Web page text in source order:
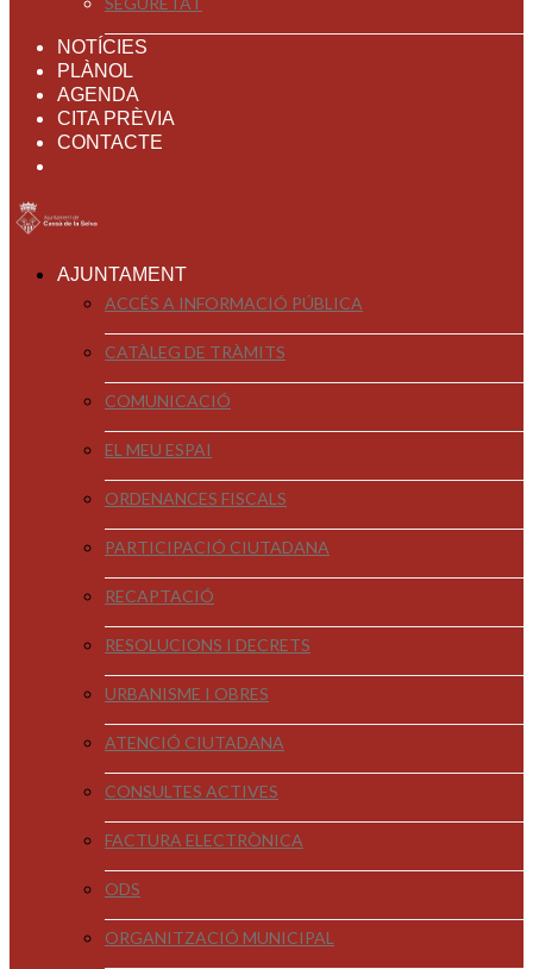
NOTÍCIES
PLÀNOL
AGENDA
CITA PRÈVIA
CONTACTE
AJUNTAMENT
ACCÉS A INFORMACIÓ PÚBLICA
CATÀLEG DE TRÀMITS
COMUNICACIÓ
EL MEU ESPAI
ORDENANCES FISCALS
PARTICIPACIÓ CIUTADANA
RECAPTACIÓ
RESOLUCIONS I DECRETS
URBANISME I OBRES
ATENCIÓ CIUTADANA
CONSULTES ACTIVES
FACTURA ELECTRÒNICA
ODS
ORGANITZACIÓ MUNICIPAL